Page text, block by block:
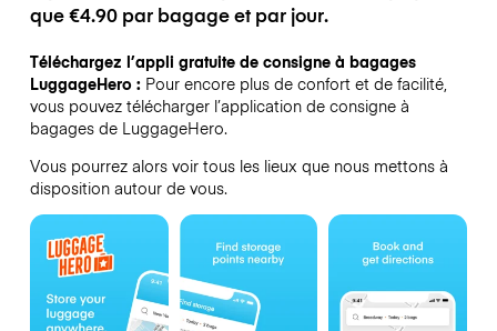
que €4.90 par bagage et par jour.
Téléchargez l’appli gratuite de consigne à bagages
LuggageHero :Pour encore plus de confort et de facilité,
vous pouvez télécharger l’application de consigne à
bagages de LuggageHero.
Vous pourrez alors voir tous les lieux que nous mettons à
disposition autour de vous.